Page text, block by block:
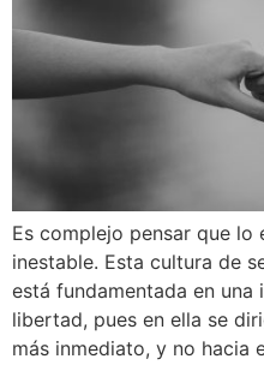
Es complejo pensar que
inestable. Esta cultura de
está fundamentada en
libertad, pues en ella se
más inmediato, y no hacia